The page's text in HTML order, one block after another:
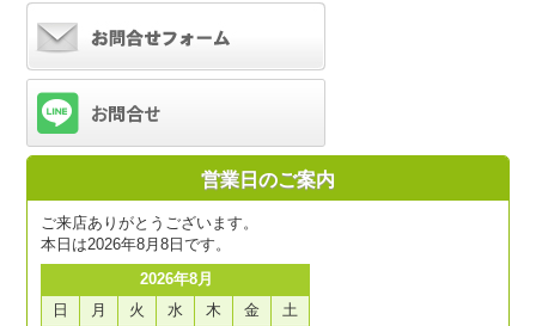
営業日のご案内
ご来店ありがとうございます。
本日は2026年8月8日です。
2026年8月
日
月 火 水 木 金
土